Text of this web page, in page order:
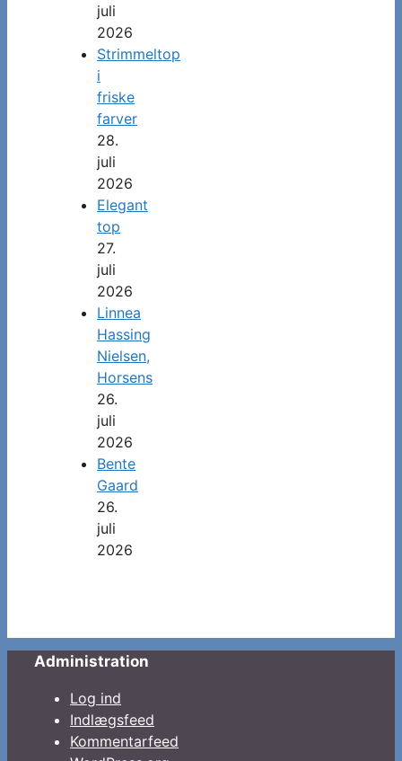
juli
2026
Strimmeltop
i
friske
farver
28.
juli
2026
Elegant
top
27.
juli
2026
Linnea
Hassing
Nielsen,
Horsens
26.
juli
2026
Bente
Gaard
26.
juli
2026
Administration
Log ind
Indlægsfeed
Kommentarfeed